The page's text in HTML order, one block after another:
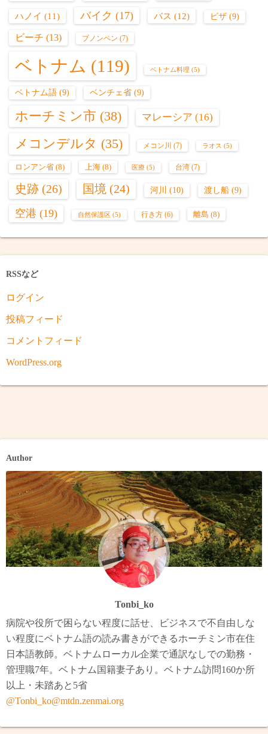
ハノイ (11) バイク (17) バス (12) ビザ (9)
ビーチ (13) プノンペン (7)
ベトナム (119) ベトナム料理 (5)
ベトナム語 (9) ベンチェ省 (9)
ホーチミン市 (38) マレーシア (16)
メコンデルタ (35) メコン川 (7) ラオス (5)
ロンアン省 (8) 上海 (8) 医療 (5) 台湾 (7)
史跡 (26) 国境 (24) 河川 (10) 渡し船 (9)
空港 (19) 自然保護区 (5) 行き方 (6) 離島 (8)
RSSなど
ログイン
投稿フィード
コメントフィード
WordPress.org
Author
Tonbi_ko
病院や役所で困らない程度に話せ、ビジネスで不自由しな
い程度にベトナム語の読み書きができるホーチミン市在住
日本語教師。ベトナムローカル企業で通訳なしでの勤務・
管理職7年。ベトナム国籍妻子あり。ベトナム訪問160か所
以上・未踏あと5省
@Tonbi_ko@mtdn.zenmai.org